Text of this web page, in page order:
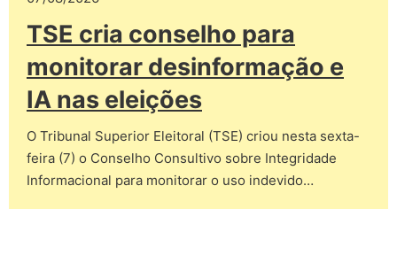
TSE cria conselho para
monitorar desinformação e
IA nas eleições
O Tribunal Superior Eleitoral (TSE) criou nesta sexta-
feira (7) o Conselho Consultivo sobre Integridade
Informacional para monitorar o uso indevido…